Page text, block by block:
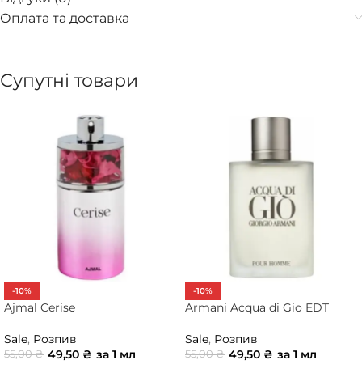
Оплата та доставка
Супутні товари
-10%
Ajmal Cerise
Sale, Розпив
55,00₴ 49,50 ₴ за 1 мл
-10%
Armani Acqua di Gio EDT
Sale, Розпив
55,00₴ 49,50 ₴ за 1 мл